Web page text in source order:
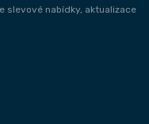
slevové nabídky, aktualizace